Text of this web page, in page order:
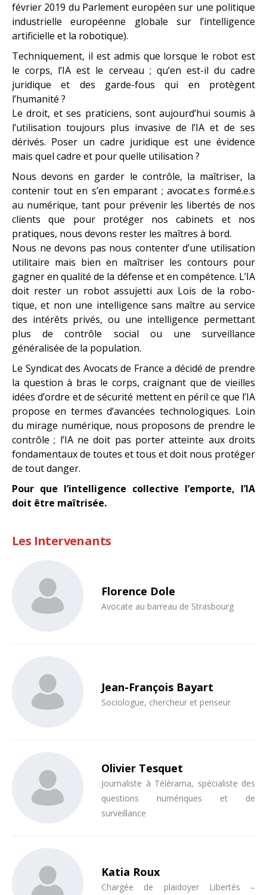
février 2019 du Parlement européen sur une politique
industrielle européenne globale sur l’intelligence
artificielle et la robotique).
Techniquement, il est admis que lorsque le robot est
le corps, l’IA est le cerveau ; qu’en est-il du cadre
juridique et des garde-fous qui en protègent
l’humanité ?
Le droit, et ses praticiens, sont aujourd’hui soumis à
l’utilisation toujours plus invasive de l’IA et de ses
dérivés. Poser un cadre juridique est une évidence
mais quel cadre et pour quelle utilisation ?
Nous devons en garder le contrôle, la maîtriser, la
contenir tout en s’en emparant ; avocat.e.s formé.e.s
au numérique, tant pour prévenir les libertés de nos
clients que pour protéger nos cabinets et nos
pratiques, nous devons rester les maîtres à bord.
Nous ne devons pas nous contenter d’une utilisation
utilitaire mais bien en maîtriser les contours pour
gagner en qualité de la défense et en compétence. L’IA
doit rester un robot assujetti aux Lois de la robo-
tique, et non une intelligence sans maître au service
des intérêts privés, ou une intelligence permettant
plus de contrôle social ou une surveillance
généralisée de la population.
Le Syndicat des Avocats de France a décidé de prendre
la question à bras le corps, craignant que de vieilles
idées d’ordre et de sécurité mettent en péril ce que l’IA
propose en termes d’avancées technologiques. Loin
du mirage numérique, nous proposons de prendre le
contrôle ; l’IA ne doit pas porter atteinte aux droits
fondamentaux de toutes et tous et doit nous protéger
de tout danger.
Pour que l’intelligence collective l’emporte, l’IA
doit être maîtrisée.
Les Intervenants
Florence Dole
Avocate au barreau de Strasbourg
Jean-François Bayart
Sociologue, chercheur et penseur
Olivier Tesquet
Journaliste à Télérama, spécialiste des
questions numériques et de
surveillance
Katia Roux
Chargée de plaidoyer Libertés –